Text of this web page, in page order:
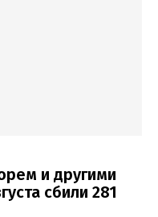
и другими
сбили 281